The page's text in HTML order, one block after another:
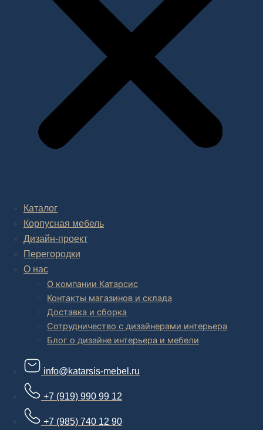
Каталог
Корпусная мебель
Дизайн-проект
Перегородки
О нас
О компании Катарсис
Контакты магазинов и склада
Доставка и сборка
Сотрудничество с дизайнерами интерьера
Блог о дизайне интерьера и мебели
info@katarsis-mebel.ru
+7 (919) 990 99 12
+7 (985) 740 12 90
дизайн проекта интерьера,
В салоне мебелииинтернет магазине дизайнерской мебели
есть и готовые товары, которые можем доставить уже сегодня, и
корпусная мебель на заказ, включая кухни.